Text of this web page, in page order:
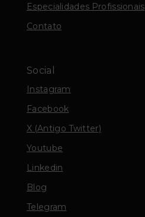
Especialidades Profissionais
Contato
Social
Instagram
Facebook
X (Antigo Twitter)
Youtube
Linkedin
Blog
Telegram